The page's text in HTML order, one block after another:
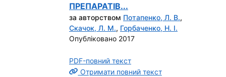
ПРЕПАРАТІВ...
за авторством Потапенко, Л. В.,
Скачок, Л. М., Горбаченко, Н. І.
Опубліковано 2017
PDF-повний текст
Отримати повний текст